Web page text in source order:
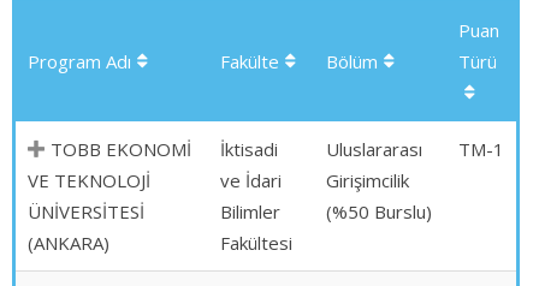
Program Adı Fakülte Bölüm
Puan
Türü
TOBB EKONOMİ
VE TEKNOLOJİ
ÜNİVERSİTESİ
(ANKARA)
İktisadi
ve İdari
Bilimler
Fakültesi
Uluslararası
Girişimcilik
(%50 Burslu)
TM-1